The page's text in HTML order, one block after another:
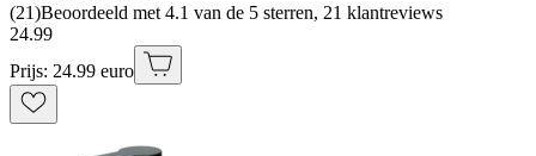
(21)Beoordeeld met 4.1 van de 5 sterren, 21 klantreviews
24.99
Prijs: 24.99 euro